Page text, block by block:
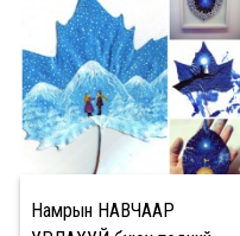
Намрын НАВЧААР